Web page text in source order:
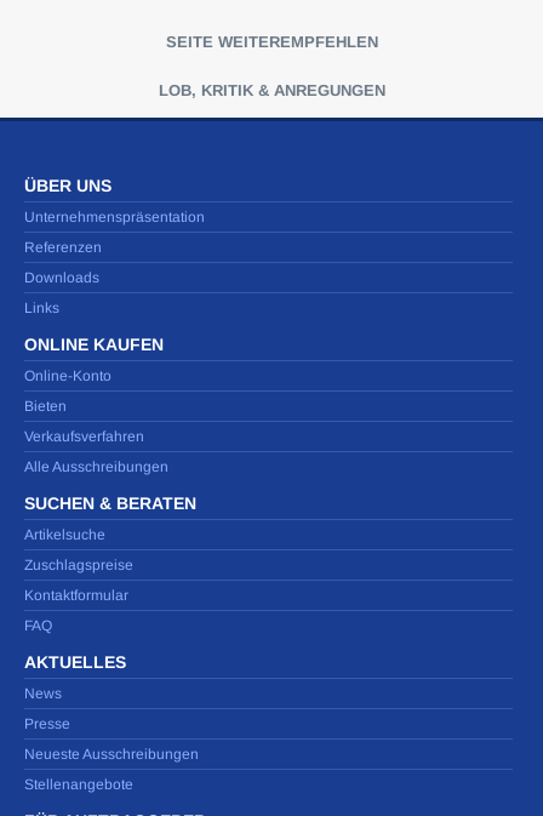
SEITE WEITEREMPFEHLEN
LOB, KRITIK & ANREGUNGEN
ÜBER UNS
Unternehmenspräsentation
Referenzen
Downloads
Links
ONLINE KAUFEN
Online-Konto
Bieten
Verkaufsverfahren
Alle Ausschreibungen
SUCHEN & BERATEN
Artikelsuche
Zuschlagspreise
Kontaktformular
FAQ
AKTUELLES
News
Presse
Neueste Ausschreibungen
Stellenangebote